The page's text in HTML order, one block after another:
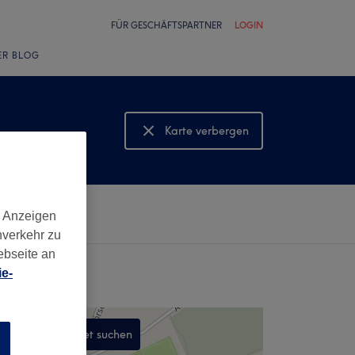
FÜR GESCHÄFTSPARTNER LOGIN
BLOG
Karte verbergen
Karte anzeigen
In diesem Gebiet suchen
zu
an